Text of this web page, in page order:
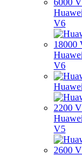
V6
V6
V5